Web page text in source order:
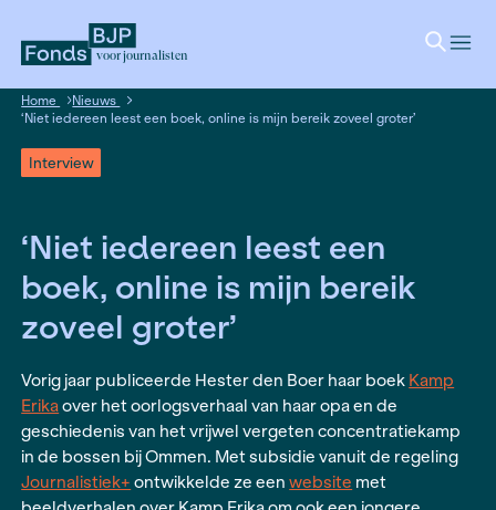
Home
Nieuws
‘Niet iedereen leest een boek, online is mijn bereik zoveel
‘Niet iedereen leest een
boek, online is mijn
zoveel groter’
Vorig jaar publiceerde Hester den Boer haar